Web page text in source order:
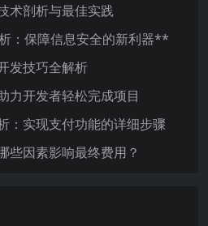
术剖析与最佳实践
：保障信息安全的新利器**
发技巧全解析
力开发者轻松完成项目
：实现支付功能的详细步骤
些因素影响最终费用？